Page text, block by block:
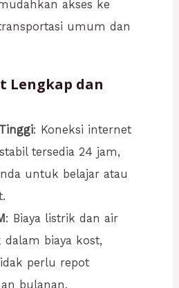
akses ke
umum dan
Lengkap dan
: Koneksi internet
tersedia 24 jam,
untuk belajar atau
: Biaya listrik dan air
biaya kost,
perlu repot
bulanan.